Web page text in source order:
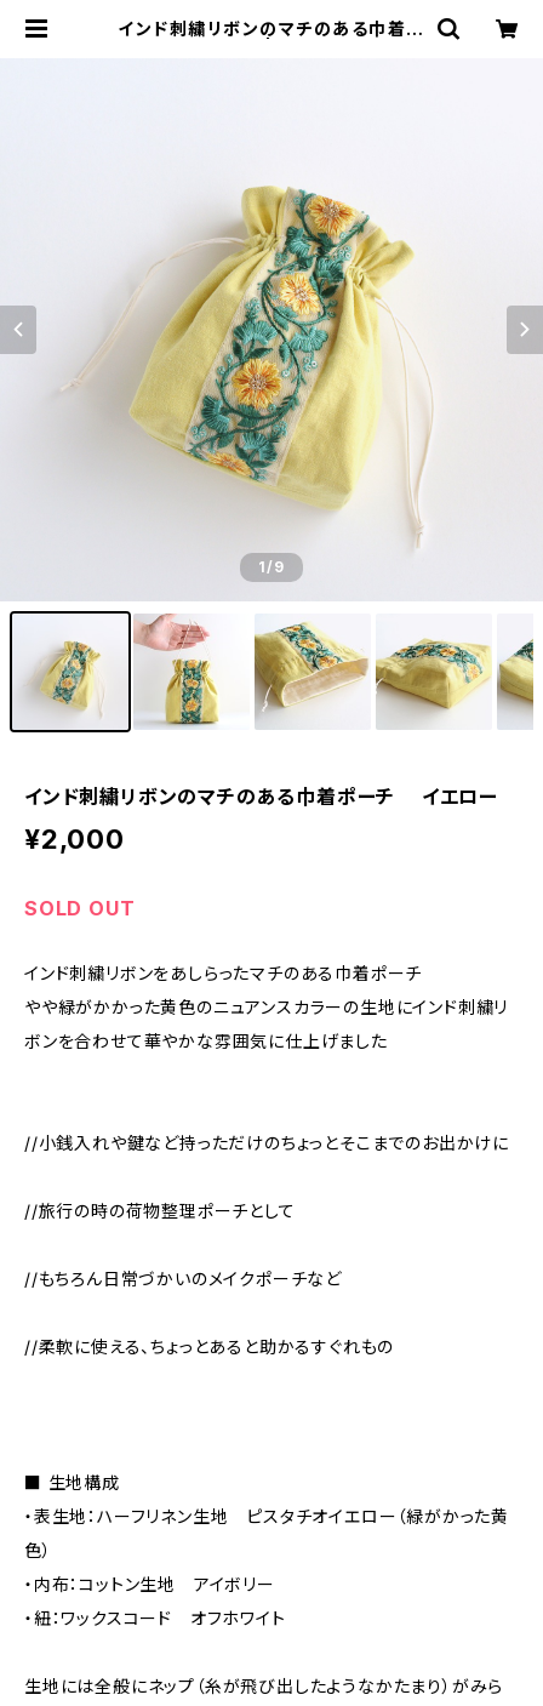
インド刺繍リボンのマチのある巾着ポ
1/9
インド刺繍リボンのマチのある巾着ポーチ イエロー
¥2,000
SOLD OUT
インド刺繍リボンをあしらったマチのある巾着ポーチ
やや緑がかかった黄色のニュアンスカラーの生地にインド刺繍リ
ボンを合わせて華やかな雰囲気に仕上げました
//小銭入れや鍵など持っただけのちょっとそこまでのお出かけに
//旅行の時の荷物整理ポーチとして
//もちろん日常づかいのメイクポーチなど
//柔軟に使える、ちょっとあると助かるすぐれもの
■ 生地構成
・表生地：ハーフリネン生地 ピスタチオイエロー（緑がかった黄
色）
・内布：コットン生地 アイボリー
・紐：ワックスコード オフホワイト
生地には全般にネップ（糸が飛び出したようなかたまり）がみら